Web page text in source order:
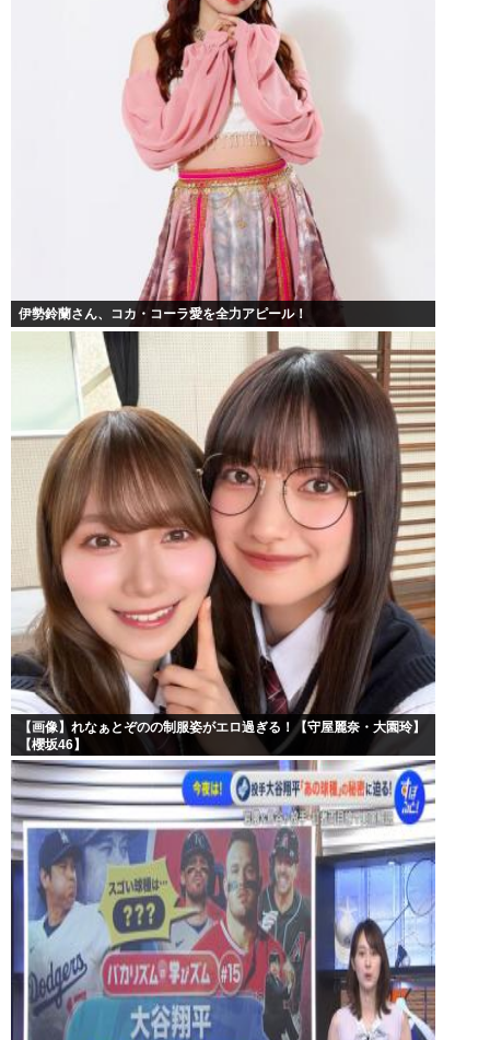
伊勢鈴蘭さん、コカ・コーラ愛を全力アピール！
【画像】れなぁとぞのの制服姿がエロ過ぎる！【守屋麗奈・大園玲】
【櫻坂46】